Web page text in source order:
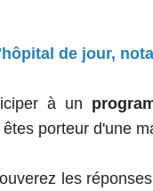
de jour,
à un
porteur d'une
les